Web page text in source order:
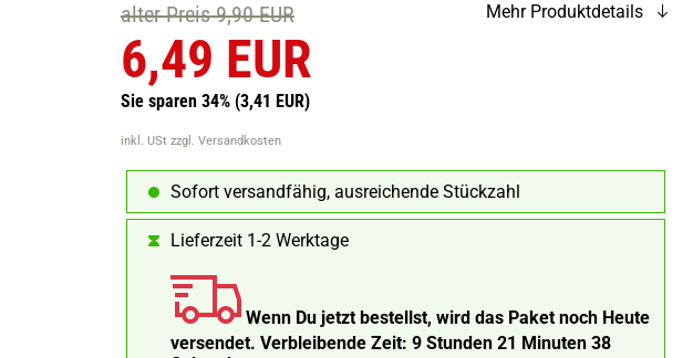
alter Preis 9,90 EUR
6,49 EUR
Sie sparen 34% (3,41 EUR)
inkl. USt zzgl. Versandkosten
Mehr Produktdetails
Sofort versandfähig, ausreichende Stückzahl
Lieferzeit 1-2 Werktage
Wenn Du jetzt bestellst, wird das Paket noch Heute
versendet. Verbleibende Zeit: 9 Stunden 21 Minuten 37